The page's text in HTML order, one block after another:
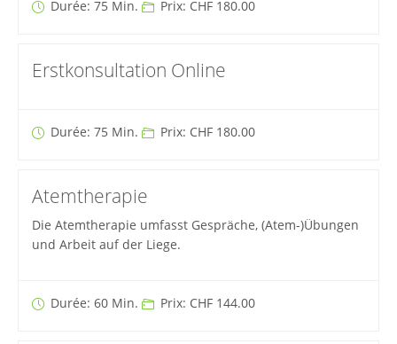
Durée: 75 Min. Prix: CHF 180.00
Erstkonsultation Online
Durée: 75 Min. Prix: CHF 180.00
Atemtherapie
Die Atemtherapie umfasst Gespräche, (Atem-)Übungen
und Arbeit auf der Liege.
Durée: 60 Min. Prix: CHF 144.00